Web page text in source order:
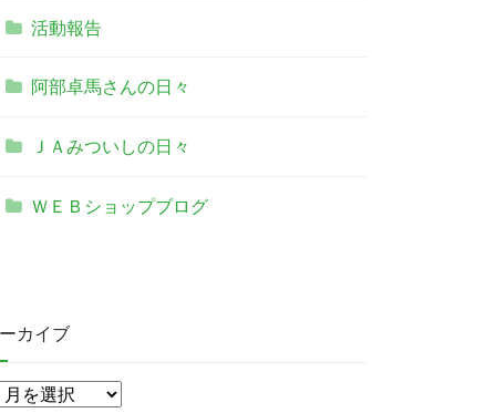
活動報告
阿部卓馬さんの日々
ＪＡみついしの日々
ＷＥＢショップブログ
カイブ